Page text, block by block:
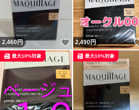
2,460円 いいね！
2,490円
最大10%対象 最大10%対象